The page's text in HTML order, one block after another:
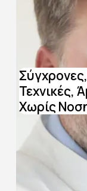
Τεχνικές,
Χωρίς